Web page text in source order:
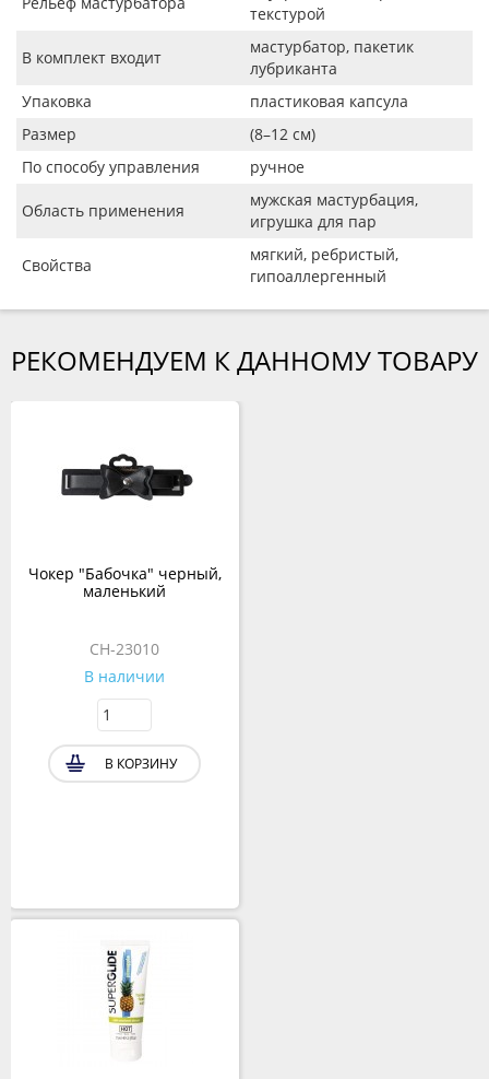
текстурой
В комплект входит
мастурбатор, пакетик
лубриканта
Упаковка
пластиковая капсула
Размер
(8–12 см)
По способу управления
ручное
Область применения
мужская мастурбация,
игрушка для пар
Свойства
мягкий, ребристый,
гипоаллергенный
РЕКОМЕНДУЕМ К ДАННОМУ ТОВАРУ
Чокер "Бабочка" черный,
маленький
CH-23010
В наличии
В КОРЗИНУ